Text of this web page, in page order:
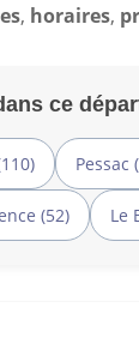
, horaires,
ce
Pessac
(52) Le